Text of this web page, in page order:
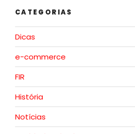
CATEGORIAS
Dicas
e-commerce
FIR
História
Notícias